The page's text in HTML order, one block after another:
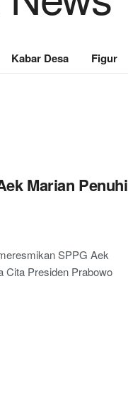
Kabar Desa Figur
Marian Penuhi
SPPG Aek
Cita Presiden Prabowo